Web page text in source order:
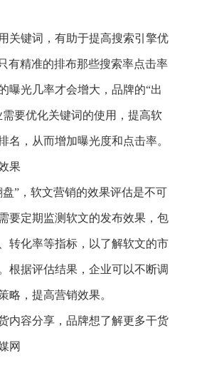
关键词，有助于提高搜索引擎优
有精准的排布那些搜索率点击率
曝光几率才会增大，品牌的“出
要优化关键词的使用，提高软
名，从而增加曝光度和点击率。
果
”，软文营销的效果评估是不可
要定期监测软文的发布效果，包
转化率等指标，以了解软文的市
根据评估结果，企业可以不断调
略，提高营销效果。
内容分享，品牌想了解更多干货
网